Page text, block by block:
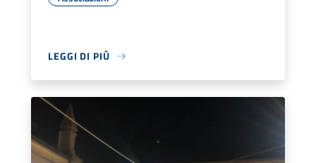
LEGGI DI PIÙ